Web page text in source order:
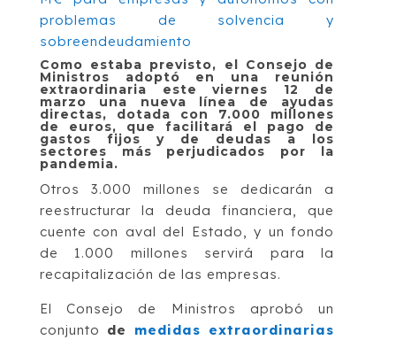
Como estaba previsto, el Consejo de
Ministros adoptó en una reunión
extraordinaria este viernes 12 de
marzo una nueva línea de ayudas
directas, dotada con 7.000 millones
de euros, que facilitará el pago de
gastos fijos y de deudas a los
sectores más perjudicados por la
pandemia.
Otros 3.000 millones se dedicarán a
reestructurar la deuda financiera, que
cuente con aval del Estado, y un fondo
de 1.000 millones servirá para la
recapitalización de las empresas.
El Consejo de Ministros aprobó un
conjunto de medidas extraordinarias